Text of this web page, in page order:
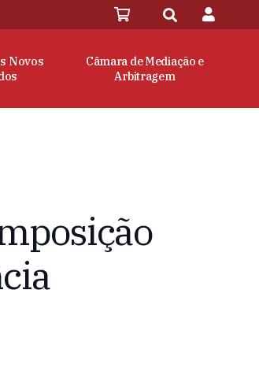
Novos
Câmara de Mediação e
Arbitragem